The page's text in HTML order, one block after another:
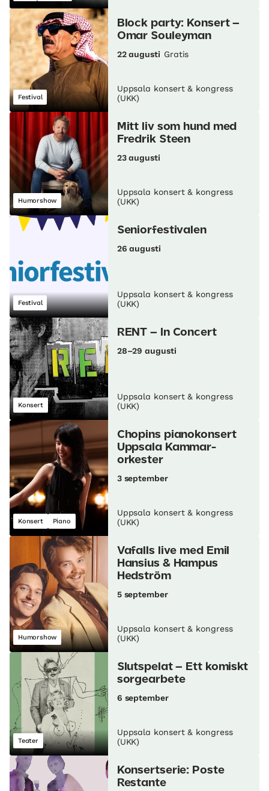
Festival
Block party: Konsert –
Omar Souleyman
22 augusti Gratis
Uppsala konsert & kongress
(UKK)
Humorshow
Mitt liv som hund med
Fredrik Steen
23 augusti
Uppsala konsert & kongress
(UKK)
Festival
Seniorfestivalen
26 augusti
Uppsala konsert & kongress
(UKK)
Konsert
RENT – In Concert
28–29 augusti
Uppsala konsert & kongress
(UKK)
Konsert Piano
Chopins pianokonsert
Uppsala Kammar­
orkester
3 september
Uppsala konsert & kongress
(UKK)
Humorshow
Vafalls live med Emil
Hansius & Hampus
Hedström
5 september
Uppsala konsert & kongress
(UKK)
Teater
Slutspelat – Ett komiskt
sorgearbete
6 september
Uppsala konsert & kongress
(UKK)
Konsertserie: Poste
Restante